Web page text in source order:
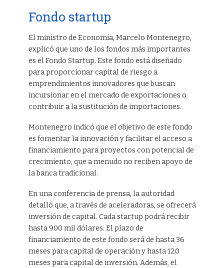
Fondo startup
El ministro de Economía, Marcelo Montenegro,
explicó que uno de los fondos más importantes
es el Fondo Startup. Este fondo está diseñado
para proporcionar capital de riesgo a
emprendimientos innovadores que buscan
incursionar en el mercado de exportaciones o
contribuir a la sustitución de importaciones.
Montenegro indicó que el objetivo de este fondo
es fomentar la innovación y facilitar el acceso a
financiamiento para proyectos con potencial de
crecimiento, que a menudo no reciben apoyo de
la banca tradicional.
En una conferencia de prensa, la autoridad
detalló que, a través de aceleradoras, se ofrecerá
inversión de capital. Cada startup podrá recibir
hasta 900 mil dólares. El plazo de
financiamiento de este fondo será de hasta 36
meses para capital de operación y hasta 120
meses para capital de inversión. Además, el